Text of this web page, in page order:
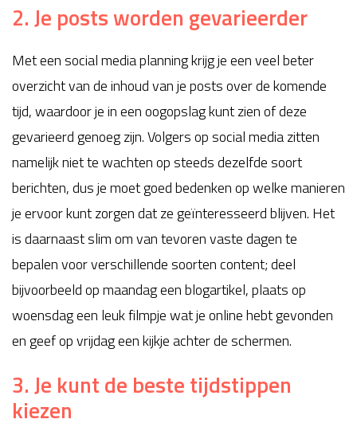
2. Je posts worden gevarieerder
Met een social media planning krijg je een veel beter
overzicht van de inhoud van je posts over de komende
tijd, waardoor je in een oogopslag kunt zien of deze
gevarieerd genoeg zijn. Volgers op social media zitten
namelijk niet te wachten op steeds dezelfde soort
berichten, dus je moet goed bedenken op welke manieren
je ervoor kunt zorgen dat ze geïnteresseerd blijven. Het
is daarnaast slim om van tevoren vaste dagen te
bepalen voor verschillende soorten content; deel
bijvoorbeeld op maandag een blogartikel, plaats op
woensdag een leuk filmpje wat je online hebt gevonden
en geef op vrijdag een kijkje achter de schermen.
3. Je kunt de beste tijdstippen
kiezen